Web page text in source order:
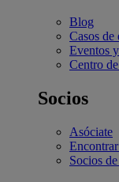
Blog
Casos de
Eventos
Centro
Socios
Asóciate
Socios